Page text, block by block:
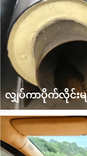
လျှပ်ကာပိုက်လိုင်းမျ
Insulated pipelines
ကိုယ်စားပြုတယ်။ ကျွန်
release agents ထုတ်လုပ်